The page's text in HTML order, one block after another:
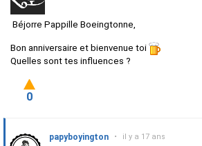
Béjorre Pappille Boeingtonne,
Bon anniversaire et bienvenue toi
Quelles sont tes influences ?
0
papyboyington • il y a 17 ans